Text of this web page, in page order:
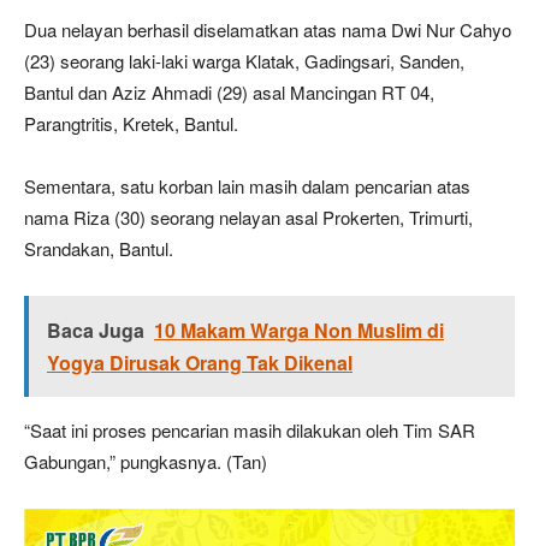
Dua nelayan berhasil diselamatkan atas nama Dwi Nur Cahyo
(23) seorang laki-laki warga Klatak, Gadingsari, Sanden,
Bantul dan Aziz Ahmadi (29) asal Mancingan RT 04,
Parangtritis, Kretek, Bantul.
Sementara, satu korban lain masih dalam pencarian atas
nama Riza (30) seorang nelayan asal Prokerten, Trimurti,
Srandakan, Bantul.
Baca Juga 10 Makam Warga Non Muslim di
Yogya Dirusak Orang Tak Dikenal
“Saat ini proses pencarian masih dilakukan oleh Tim SAR
Gabungan,” pungkasnya. (Tan)